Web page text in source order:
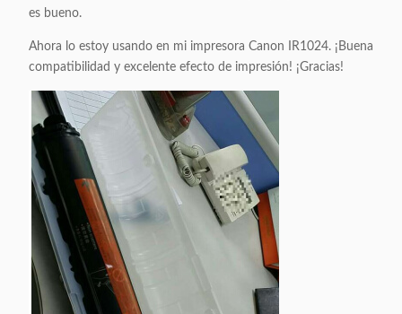
es bueno.
Ahora lo estoy usando en mi impresora Canon IR1024. ¡Buena
compatibilidad y excelente efecto de impresión! ¡Gracias!